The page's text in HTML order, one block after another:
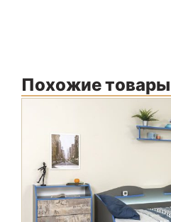
Похожие товары